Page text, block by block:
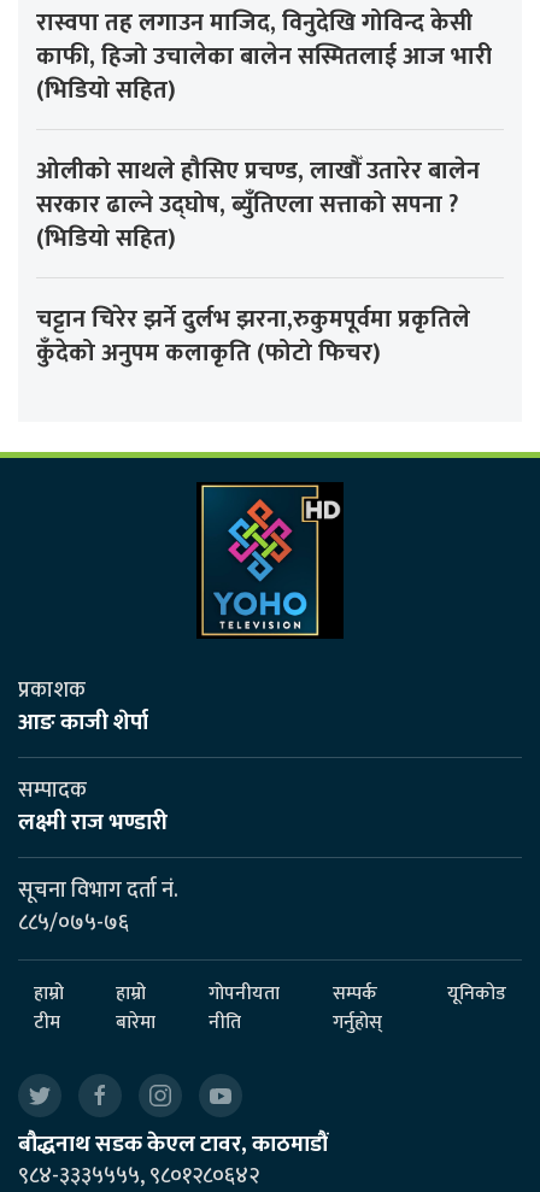
रास्वपा तह लगाउन माजिद, विनुदेखि गोविन्द केसी
काफी, हिजो उचालेका बालेन सस्मितलाई आज भारी
(भिडियो सहित)
ओलीको साथले हौसिए प्रचण्ड, लाखौँ उतारेर बालेन
सरकार ढाल्ने उद्घोष, ब्युँतिएला सत्ताको सपना ?
(भिडियो सहित)
चट्टान चिरेर झर्ने दुर्लभ झरना,रुकुमपूर्वमा प्रकृतिले
कुँदेको अनुपम कलाकृति (फोटो फिचर)
प्रकाशक
आङ काजी शेर्पा
सम्पादक
लक्ष्मी राज भण्डारी
सूचना विभाग दर्ता नं.
८८५/०७५-७६
हाम्रो
टीम
हाम्रो
बारेमा
गोपनीयता
नीति
सम्पर्क
गर्नुहोस्
यूनिकोड
बौद्धनाथ सडक केएल टावर, काठमाडौं
९८४-३३३५५५५, ९८०१२८०६४२